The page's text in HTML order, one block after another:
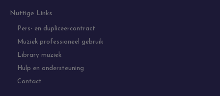
Nuttige Links
Pers- en dupliceercontract
Muziek professioneel gebruik
Library muziek
Hulp en ondersteuning
Contact